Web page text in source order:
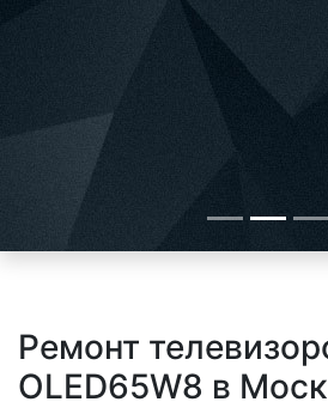
Ремонт
OLED65W8 в